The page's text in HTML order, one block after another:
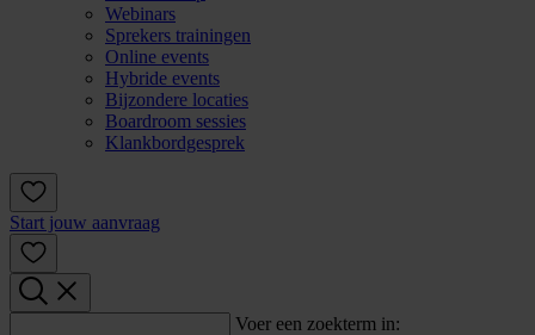
Webinars
Sprekers trainingen
Online events
Hybride events
Bijzondere locaties
Boardroom sessies
Klankbordgesprek
Start jouw aanvraag
Voer een zoekterm in: